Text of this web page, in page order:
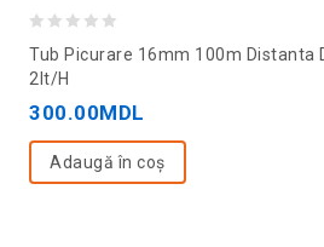
out
of
Tub Picurare 16mm 100m Distanta
2lt/h
300.00MDL
Adaugă în coș